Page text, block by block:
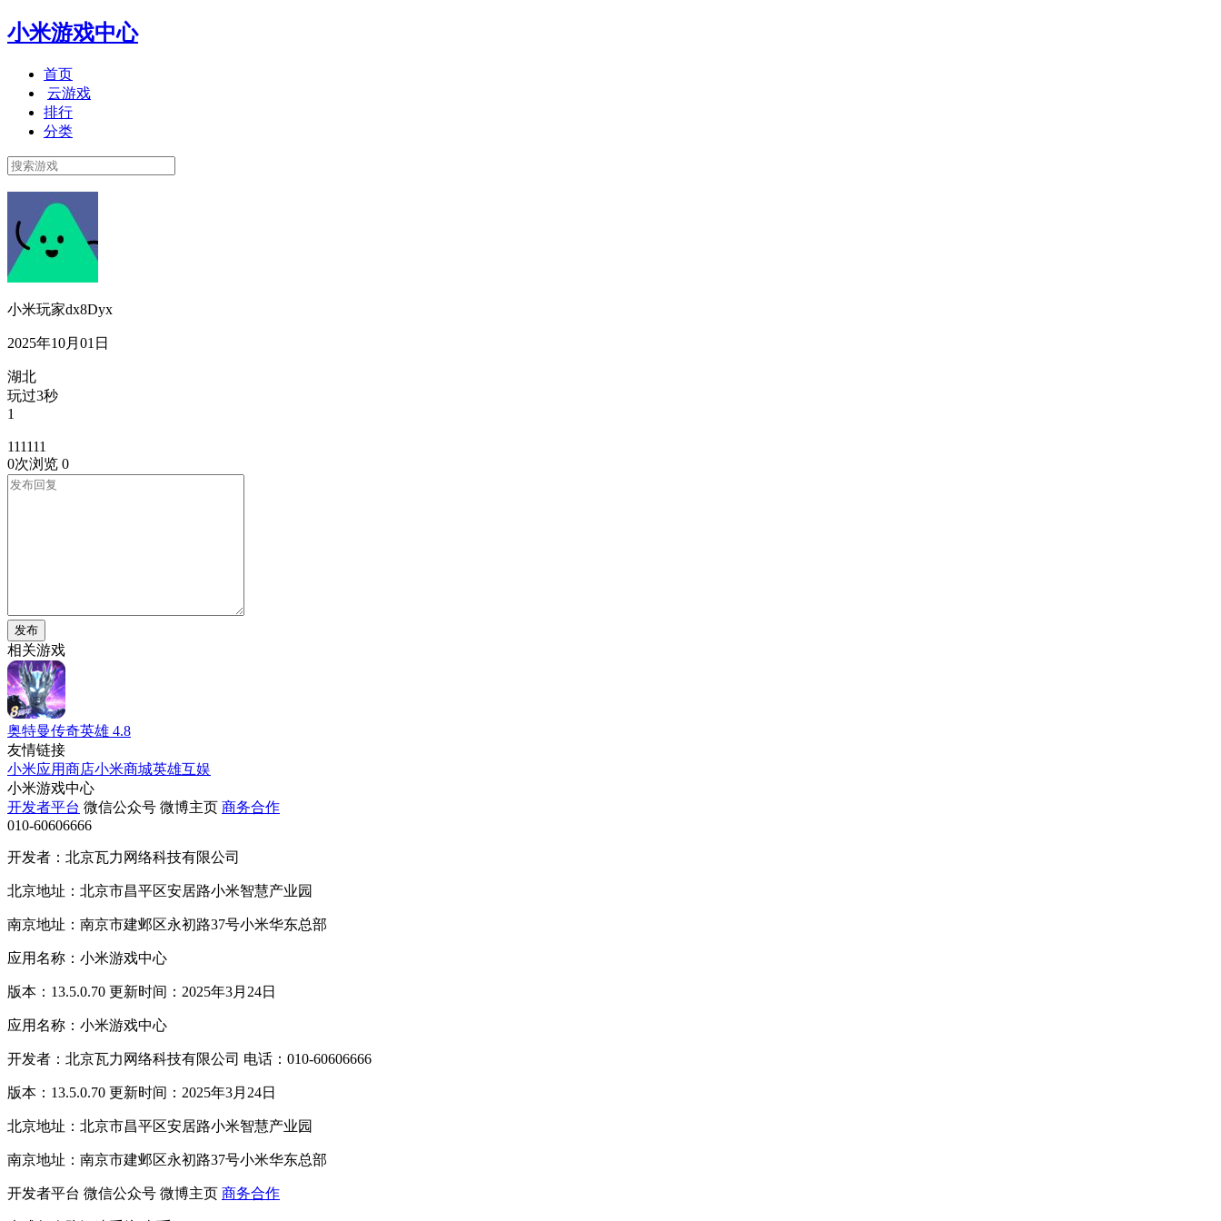
小米游戏中心
首页
云游戏
排行
分类
小米玩家dx8Dyx
2025年10月01日
湖北
玩过3秒
1
111111
0次浏览 0
发布
相关游戏
奥特曼传奇英雄 4.8
友情链接
小米应用商店小米商城英雄互娱
小米游戏中心
开发者平台 微信公众号 微博主页 商务合作
010-60606666
开发者：北京瓦力网络科技有限公司
北京地址：北京市昌平区安居路小米智慧产业园
南京地址：南京市建邺区永初路37号小米华东总部
应用名称：小米游戏中心
版本：13.5.0.70 更新时间：2025年3月24日
应用名称：小米游戏中心
开发者：北京瓦力网络科技有限公司 电话：010-60606666
版本：13.5.0.70 更新时间：2025年3月24日
北京地址：北京市昌平区安居路小米智慧产业园
南京地址：南京市建邺区永初路37号小米华东总部
开发者平台 微信公众号 微博主页 商务合作